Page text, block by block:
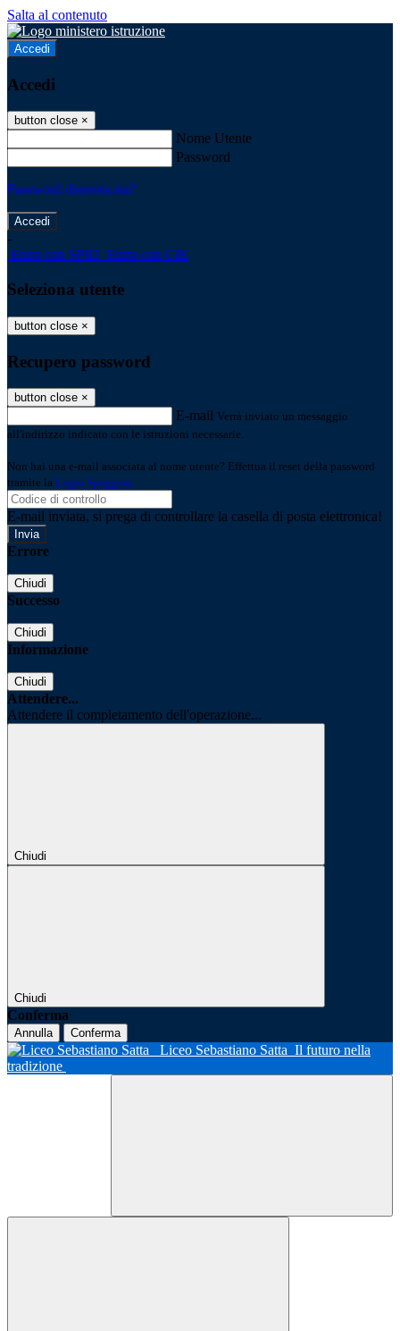
Salta al contenuto
Accedi
Accedi
button close ×
Nome Utente
Password
Password dimenticata?
-
Entra con SPID Entra con CIE
Seleziona utente
button close ×
Recupero password
button close ×
E-mail Verrà inviato un messaggio
all'indirizzo indicato con le istruzioni necessarie.
Non hai una e-mail associata al nome utente? Effettua il reset della password
tramite la Login Spaggiari
E-mail inviata, si prega di controllare la casella di posta elettronica!
Errore
Chiudi
Successo
Chiudi
Informazione
Chiudi
Attendere...
Attendere il completamento dell'operazione...
Chiudi
Chiudi
Conferma
Annulla Conferma
Liceo Sebastiano Satta Il futuro nella
tradizione